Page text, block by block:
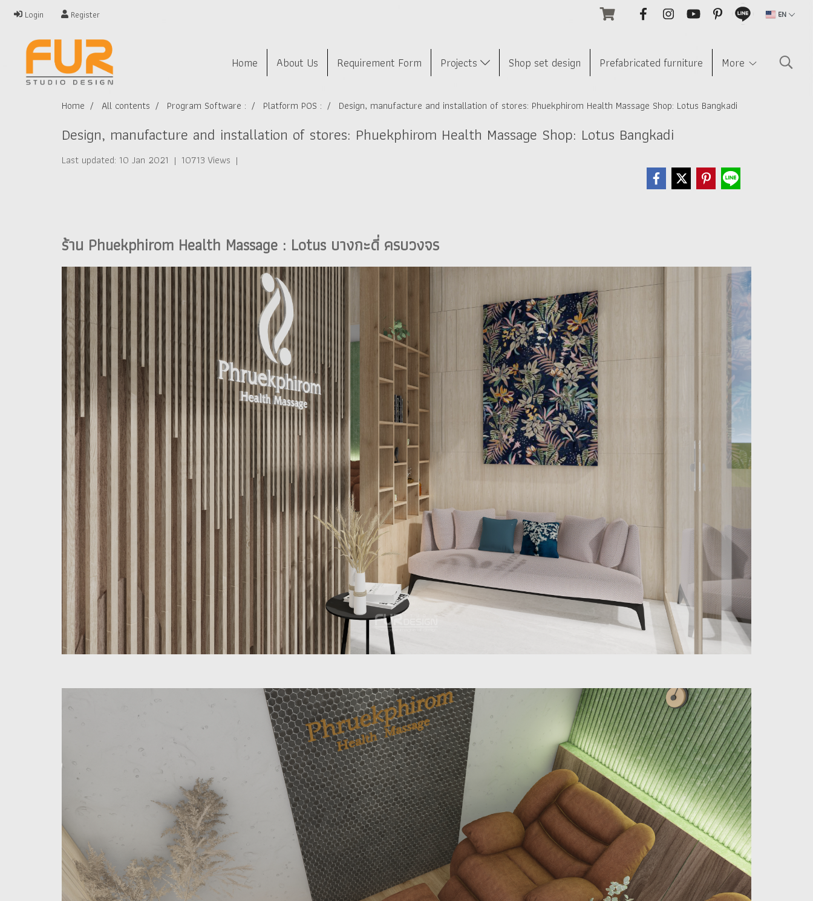
Login Register EN
Home About Us Requirement Form Projects Shop set design Prefabricated furniture More
Home All contents Program Software : Platform POS : Design, manufacture and installation of stores: Phuekphirom Health Massage Shop: Lotus Bangkadi
Design, manufacture and installation of stores: Phuekphirom Health Massage Shop: Lotus Bangkadi
Last updated: 10 Jan 2021 | 10713 Views |
ร้าน Phuekphirom Health Massage : Lotus บางกะดี่ ครบวงจร